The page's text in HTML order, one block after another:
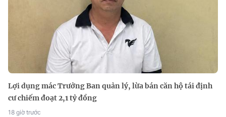
Lợi dụng mác Trưởng Ban quản lý, lừa bán căn hộ tái định
cư chiếm đoạt 2,1 tỷ đồng
18 giờ trước